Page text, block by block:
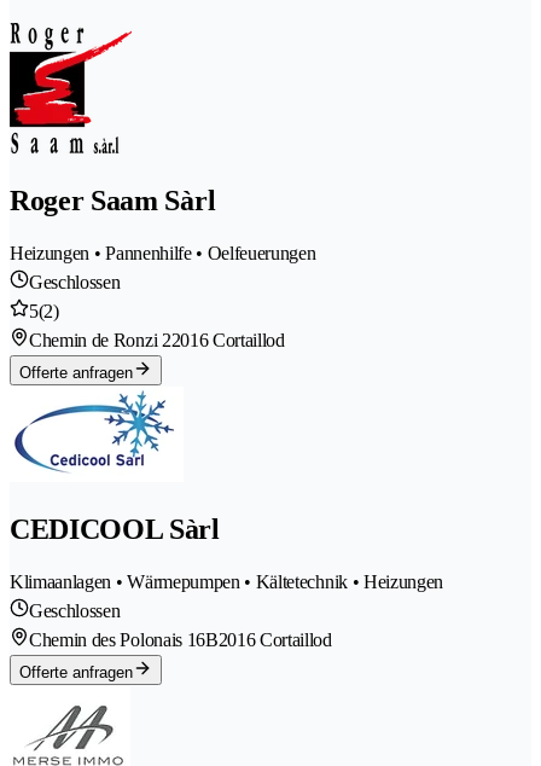
Roger Saam Sàrl
Heizungen • Pannenhilfe • Oelfeuerungen
Geschlossen
5(2)
Chemin de Ronzi 22016 Cortaillod
Offerte anfragen
CEDICOOL Sàrl
Klimaanlagen • Wärmepumpen • Kältetechnik • Heizungen
Geschlossen
Chemin des Polonais 16B2016 Cortaillod
Offerte anfragen